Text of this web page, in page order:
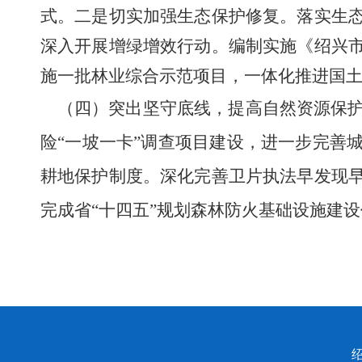
式。二是切实加强生态保护修复。落实生
深入开展增绿增效行动。编制实施《绍兴
施一批林业综合示范项目，一体化推进国
（四）突出坚守底线，提高自然资源保
险“一坡一卡”调查项目建设，进一步完善
耕地保护制度。深化完善卫片执法早发现
完成省“十四五”规划森林防火基础设施建